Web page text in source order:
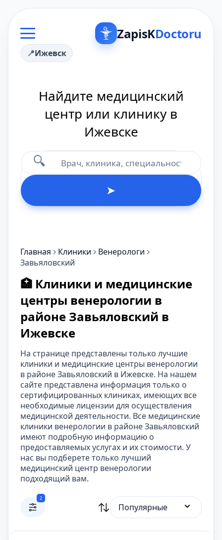
ZapisKDoctoru
Ижевск
Найдите медицинский
центр или клинику в
Ижевске
🔍
➤
Главная Клиники
Венерологи
Завьяловский
🏥 Клиники и медицинские
центры венерологии в
районе Завьяловский в
Ижевске
На странице представлены только лучшие
клиники и медицинские центры венерологии
в районе Завьяловский в Ижевске. На нашем
сайте представлена информация только о
сертифицированных клиниках, имеющих все
необходимые лицензии для осуществления
медицинской деятельности. Все медицинские
клиники венерологии в районе Завьяловский
имеют подробную информацию о
предоставляемых услугах и их стоимости. У
нас вы подберете только лучший
медицинский центр венерологии
подходящий вам.
2
Популярные